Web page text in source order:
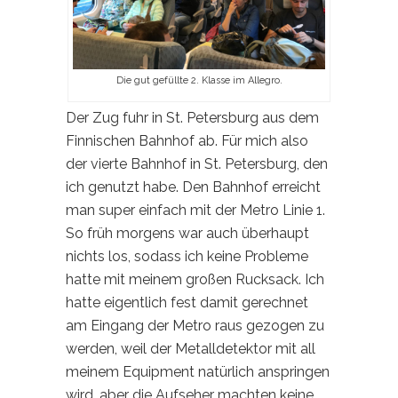
Die gut gefüllte 2. Klasse im Allegro.
Der Zug fuhr in St. Petersburg aus dem
Finnischen Bahnhof ab. Für mich also
der vierte Bahnhof in St. Petersburg, den
ich genutzt habe. Den Bahnhof erreicht
man super einfach mit der Metro Linie 1.
So früh morgens war auch überhaupt
nichts los, sodass ich keine Probleme
hatte mit meinem großen Rucksack. Ich
hatte eigentlich fest damit gerechnet
am Eingang der Metro raus gezogen zu
werden, weil der Metalldetektor mit all
meinem Equipment natürlich anspringen